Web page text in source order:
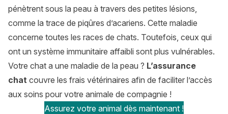
pénètrent sous la peau à travers des petites lésions,
comme la trace de piqûres d’acariens. Cette maladie
concerne toutes les races de chats. Toutefois, ceux qui
ont un système immunitaire affaibli sont plus vulnérables.
Votre chat a une maladie de la peau ? L’assurance
chat couvre les frais vétérinaires afin de faciliter l’accès
aux soins pour votre animale de compagnie !
Assurez votre animal dès maintenant !